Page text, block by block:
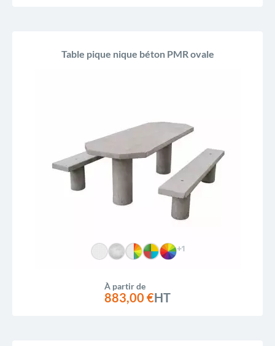
Table pique nique béton PMR ovale
+1
À partir de
883,00 €HT